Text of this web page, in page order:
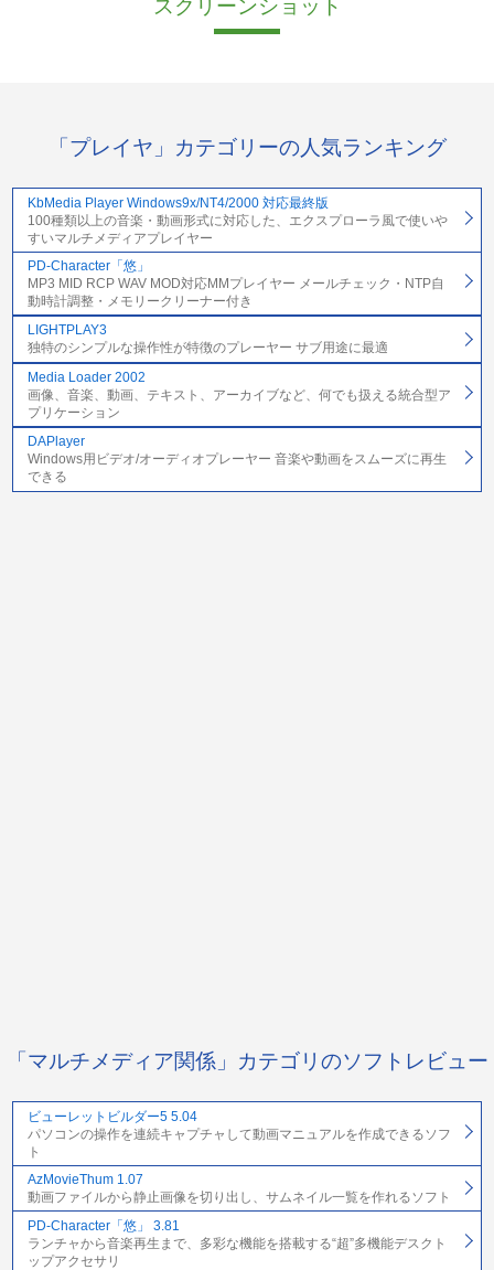
スクリーンショット
「プレイヤ」カテゴリーの人気ランキング
KbMedia Player Windows9x/NT4/2000 対応最終版
100種類以上の音楽・動画形式に対応した、エクスプローラ風で使いや
すいマルチメディアプレイヤー
PD-Character「悠」
MP3 MID RCP WAV MOD対応MMプレイヤー メールチェック・NTP自
動時計調整・メモリークリーナー付き
LIGHTPLAY3
独特のシンプルな操作性が特徴のプレーヤー サブ用途に最適
Media Loader 2002
画像、音楽、動画、テキスト、アーカイブなど、何でも扱える統合型ア
プリケーション
DAPlayer
Windows用ビデオ/オーディオプレーヤー 音楽や動画をスムーズに再生
できる
「マルチメディア関係」カテゴリのソフトレビュー
ビューレットビルダー5 5.04
パソコンの操作を連続キャプチャして動画マニュアルを作成できるソフ
ト
AzMovieThum 1.07
動画ファイルから静止画像を切り出し、サムネイル一覧を作れるソフト
PD-Character「悠」 3.81
ランチャから音楽再生まで、多彩な機能を搭載する“超”多機能デスクト
ップアクセサリ